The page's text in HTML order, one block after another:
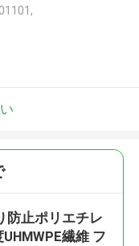
防止ポリエチレ
繊維 フ